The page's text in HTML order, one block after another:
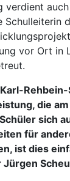
verdient
Schulleiterin
vor Ort in
die am
sich
für
ist dies